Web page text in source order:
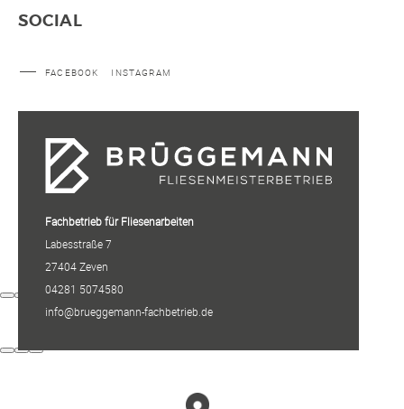
SOCIAL
FACEBOOK INSTAGRAM
Fachbetrieb für Fliesenarbeiten
Labesstraße 7
27404 Zeven
04281 5074580
info@brueggemann-fachbetrieb.de